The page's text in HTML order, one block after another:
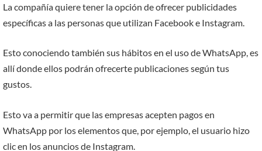
La compañía quiere tener la opción de ofrecer publicidades
específicas a las personas que utilizan Facebook e Instagram.
Esto conociendo también sus hábitos en el uso de WhatsApp, es
allí donde ellos podrán ofrecerte publicaciones según tus
gustos.
Esto va a permitir que las empresas acepten pagos en
WhatsApp por los elementos que, por ejemplo, el usuario hizo
clic en los anuncios de Instagram.